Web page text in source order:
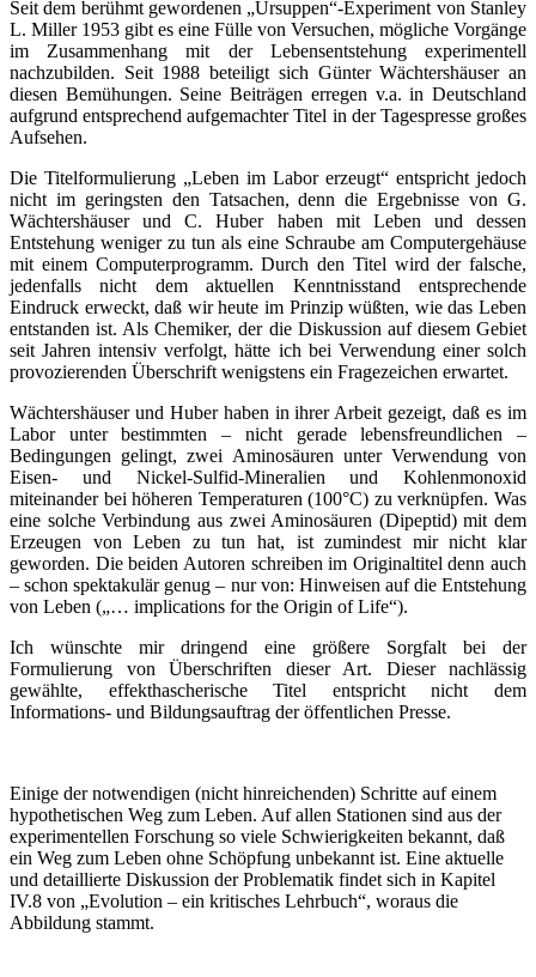
Seit dem berühmt gewordenen „Ursuppen“-Experiment von Stanley
L. Miller 1953 gibt es eine Fülle von Versuchen, mögliche Vorgänge
im Zusammenhang mit der Lebensentstehung experimentell
nachzubilden. Seit 1988 beteiligt sich Günter Wächtershäuser an
diesen Bemühungen. Seine Beiträgen erregen v.a. in Deutschland
aufgrund entsprechend aufgemachter Titel in der Tagespresse großes
Aufsehen.
Die Titelformulierung „Leben im Labor erzeugt“ entspricht jedoch
nicht im geringsten den Tatsachen, denn die Ergebnisse von G.
Wächtershäuser und C. Huber haben mit Leben und dessen
Entstehung weniger zu tun als eine Schraube am Computergehäuse
mit einem Computerprogramm. Durch den Titel wird der falsche,
jedenfalls nicht dem aktuellen Kenntnisstand entsprechende
Eindruck erweckt, daß wir heute im Prinzip wüßten, wie das Leben
entstanden ist. Als Chemiker, der die Diskussion auf diesem Gebiet
seit Jahren intensiv verfolgt, hätte ich bei Verwendung einer solch
provozierenden Überschrift wenigstens ein Fragezeichen erwartet.
Wächtershäuser und Huber haben in ihrer Arbeit gezeigt, daß es im
Labor unter bestimmten – nicht gerade lebensfreundlichen –
Bedingungen gelingt, zwei Aminosäuren unter Verwendung von
Eisen- und Nickel-Sulfid-Mineralien und Kohlenmonoxid
miteinander bei höheren Temperaturen (100°C) zu verknüpfen. Was
eine solche Verbindung aus zwei Aminosäuren (Dipeptid) mit dem
Erzeugen von Leben zu tun hat, ist zumindest mir nicht klar
geworden. Die beiden Autoren schreiben im Originaltitel denn auch
– schon spektakulär genug – nur von: Hinweisen auf die Entstehung
von Leben („… implications for the Origin of Life“).
Ich wünschte mir dringend eine größere Sorgfalt bei der
Formulierung von Überschriften dieser Art. Dieser nachlässig
gewählte, effekthascherische Titel entspricht nicht dem
Informations- und Bildungsauftrag der öffentlichen Presse.
Einige der notwendigen (nicht hinreichenden) Schritte auf einem
hypothetischen Weg zum Leben. Auf allen Stationen sind aus der
experimentellen Forschung so viele Schwierigkeiten bekannt, daß
ein Weg zum Leben ohne Schöpfung unbekannt ist. Eine aktuelle
und detaillierte Diskussion der Problematik findet sich in Kapitel
IV.8 von „Evolution – ein kritisches Lehrbuch“, woraus die
Abbildung stammt.